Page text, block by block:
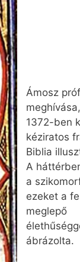
Ámosz
1372-ben
kéziratos
Biblia
A
a
ezeket a
meglepő
ábrázolta.